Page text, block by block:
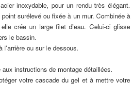
inoxydable, pour un rendu très élégant.
surélevé ou fixée à un mur. Combinée à
crée un large filet d'eau. Celui-ci glisse
le bassin.
l'arrière ou sur le dessous.
instructions de montage détaillées.
votre cascade du gel et à mettre votre